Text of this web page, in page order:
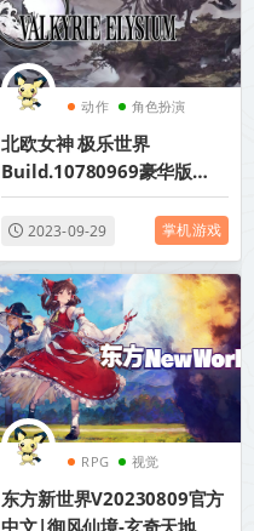
动作 角色扮演
北欧女神 极乐世界
Build.10780969豪华版
VALKYRIE ELYSIUM
2023-09-29 掌机游戏
RPG 视觉
东方新世界V20230809官方
中文|御风仙境-玄奇天地